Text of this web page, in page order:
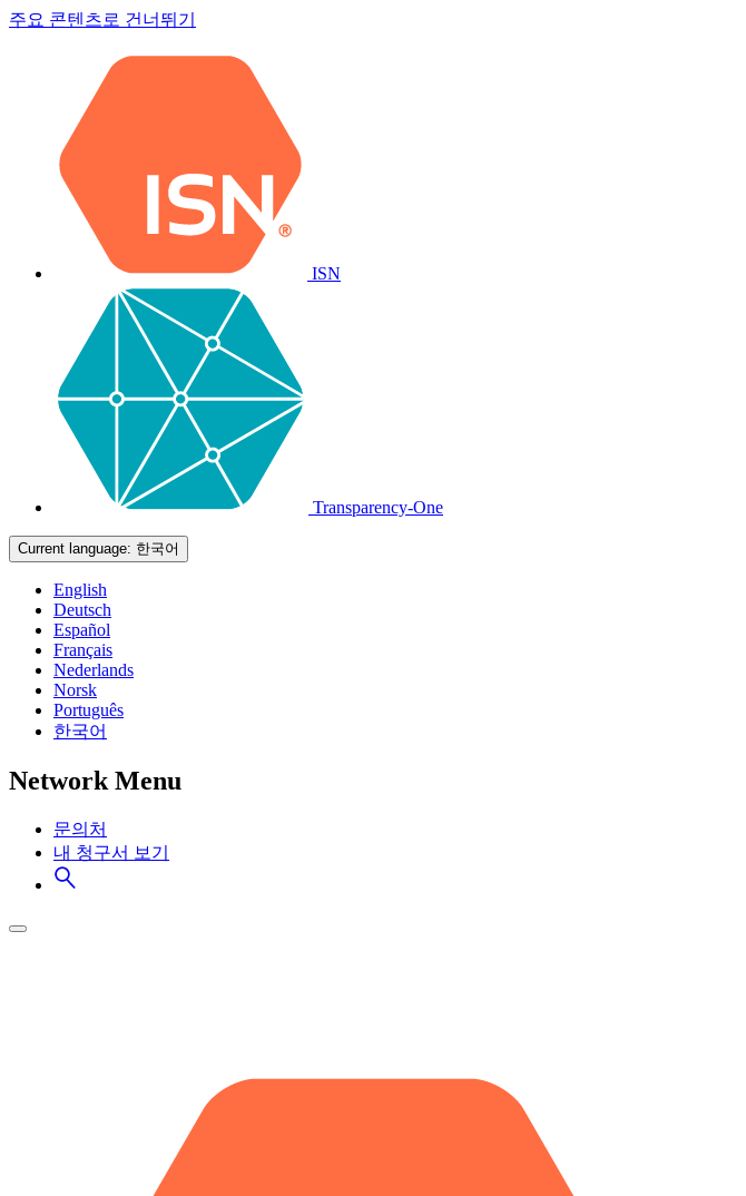
주요 콘텐츠로 건너뛰기
ISN
Transparency-One
Current language: 한국어
English
Deutsch
Español
Français
Nederlands
Norsk
Português
한국어
Network Menu
문의처
내 청구서 보기